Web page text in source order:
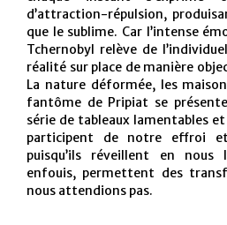
d’attraction-répulsion,
que le sublime. Car l’intense
Tchernobyl relève de
réalité sur place de manière
La nature déformée, les
fantôme de Pripiat se
série de tableaux lamentables
participent de notre effroi
puisqu’ils réveillent en nous
enfouis, permettent des
nous attendions pas.